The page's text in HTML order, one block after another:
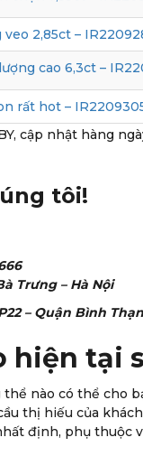
2,85ct –
cao 6,3ct –
rất hot –
cập nhật hàng
tôi!
Trưng – Hà Nội
– Quận Bình
hiện tại
nào có thể cho
thị hiếu của
định, phụ thuộc